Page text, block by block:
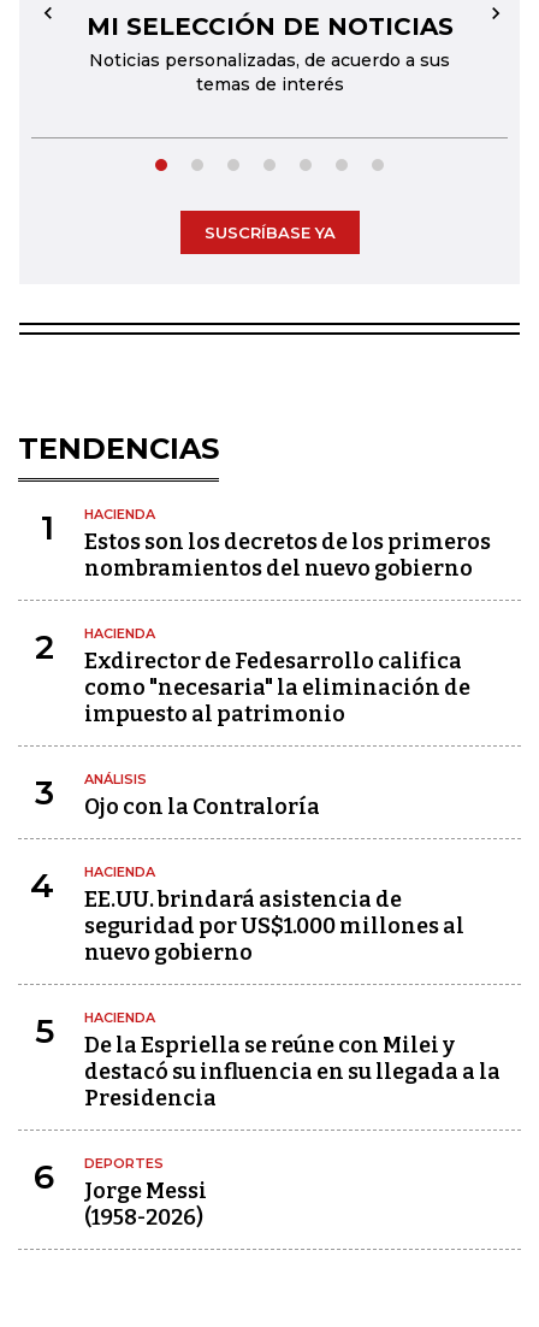
MI SELECCIÓN DE NOTICIAS
Noticias personalizadas, de acuerdo a sus
temas de interés
← →
SUSCRÍBASE YA
TENDENCIAS
1 HACIENDA
Estos son los decretos de los primeros
nombramientos del nuevo gobierno
2 HACIENDA
Exdirector de Fedesarrollo califica
como "necesaria" la eliminación de
impuesto al patrimonio
3 ANÁLISIS
Ojo con la Contraloría
4 HACIENDA
EE.UU. brindará asistencia de
seguridad por US$1.000 millones al
nuevo gobierno
5 HACIENDA
De la Espriella se reúne con Milei y
destacó su influencia en su llegada a la
Presidencia
6 DEPORTES
Jorge Messi
(1958-2026)